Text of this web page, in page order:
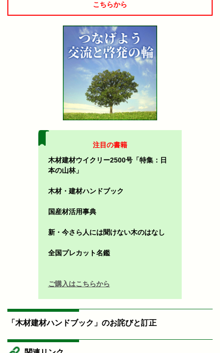
こちらから
注目の書籍
木材建材ウイクリー2500号「特集：日
本の山林」
木材・建材ハンドブック
国産材活用事典
新・今さら人には聞けない木のはなし
全国プレカット名鑑
ご購入はこちらから
「木材建材ハンドブック」のお詫びと訂正